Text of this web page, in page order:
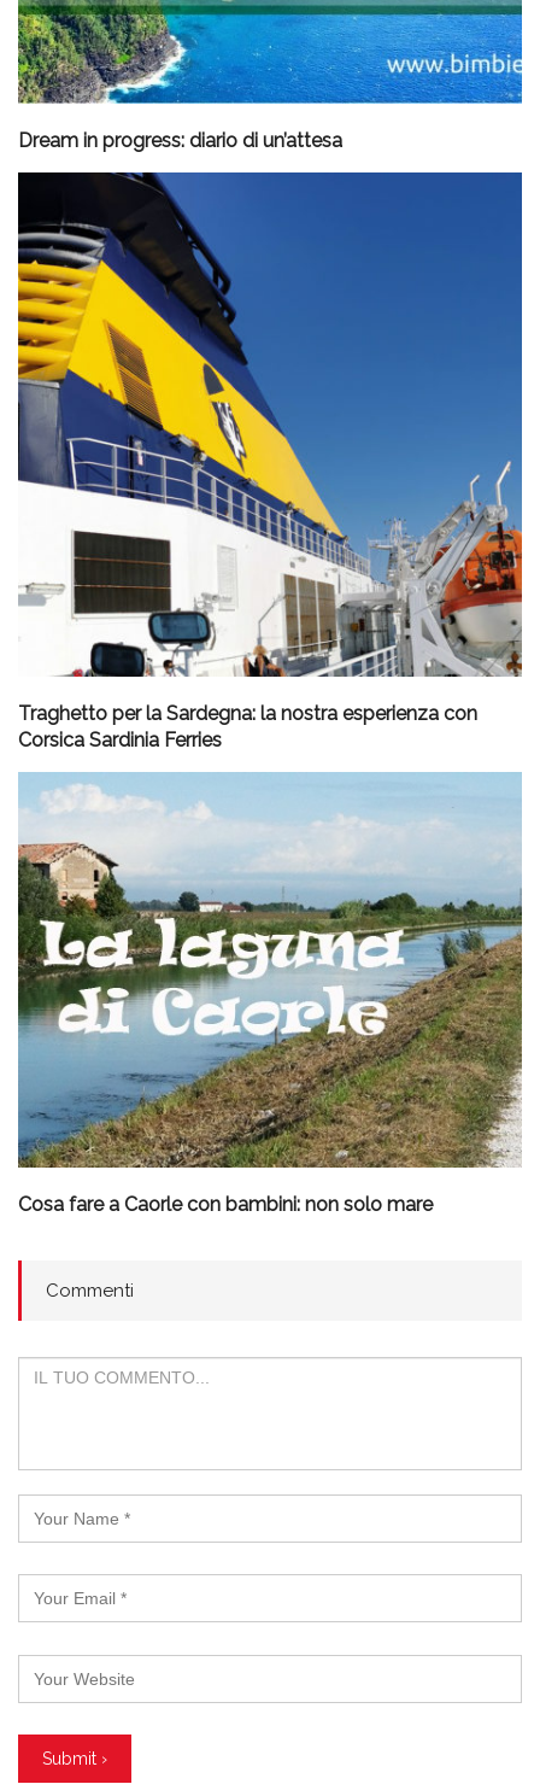
Dream in progress: diario di un’attesa
Traghetto per la Sardegna: la nostra esperienza con
Corsica Sardinia Ferries
Cosa fare a Caorle con bambini: non solo mare
Commenti